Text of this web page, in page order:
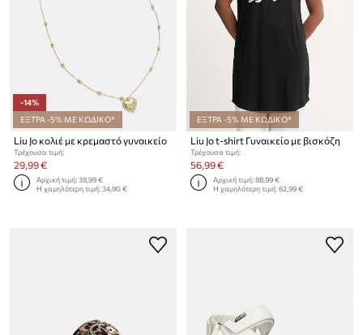
-14%
ΕΞΤΡΑ -5% ΜΕ ΚΩΔΙΚΟ*
Liu Jo κολιέ με κρεμαστό γυναικείο
Τρέχουσα τιμή:
29,99 €
Αρχική τιμή:38,99 €
Η χαμηλότερη τιμή:34,90 €
ΕΞΤΡΑ -5% ΜΕ ΚΩΔΙΚΟ*
Liu Jo t-shirt Γυναικείο με βισκόζη
Τρέχουσα τιμή:
56,99 €
Αρχική τιμή:88,99 €
Η χαμηλότερη τιμή:62,99 €